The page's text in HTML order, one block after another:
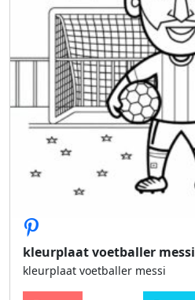
kleurplaat voetballer messi
kleurplaat voetballer messi